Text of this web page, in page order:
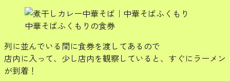
中華そばふくもりの食券
列に並んでいる間に食券を渡してあるので
店内に入って、少し店内を観察していると、すぐにラーメン
が到着！